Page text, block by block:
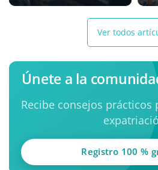
Ver todos
Únete a la
Recibe consejos
Registro 100 %